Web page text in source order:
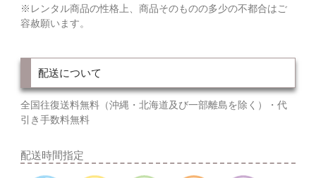
※レンタル商品の性格上、商品そのものの多少の不都合はご
容赦願います。
配送について
全国往復送料無料（沖縄・北海道及び一部離島を除く）・代
引き手数料無料
配送時間指定